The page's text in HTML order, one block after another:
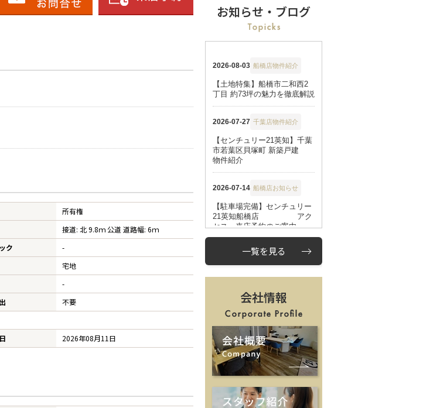
所有権
接道: 北 9.8ｍ 公道 道路幅: 6ｍ
ク
-
宅地
-
不要
2026年08月11日
お知らせ・ブログ
一覧を見る
会社情報